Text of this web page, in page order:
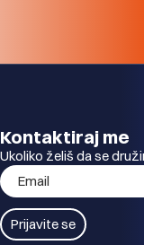
Kontaktiraj me
Ukoliko želiš da se
Email
Prijavite se